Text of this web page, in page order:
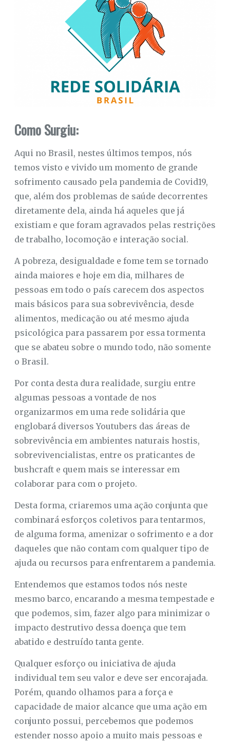
Como Surgiu:
Aqui no Brasil, nestes últimos tempos, nós
temos visto e vivido um momento de grande
sofrimento causado pela pandemia de Covid19,
que, além dos problemas de saúde decorrentes
diretamente dela, ainda há aqueles que já
existiam e que foram agravados pelas restrições
de trabalho, locomoção e interação social.
A pobreza, desigualdade e fome tem se tornado
ainda maiores e hoje em dia, milhares de
pessoas em todo o país carecem dos aspectos
mais básicos para sua sobrevivência, desde
alimentos, medicação ou até mesmo ajuda
psicológica para passarem por essa tormenta
que se abateu sobre o mundo todo, não somente
o Brasil.
Por conta desta dura realidade, surgiu entre
algumas pessoas a vontade de nos
organizarmos em uma rede solidária que
englobará diversos Youtubers das áreas de
sobrevivência em ambientes naturais hostis,
sobrevivencialistas, entre os praticantes de
bushcraft e quem mais se interessar em
colaborar para com o projeto.
Desta forma, criaremos uma ação conjunta que
combinará esforços coletivos para tentarmos,
de alguma forma, amenizar o sofrimento e a dor
daqueles que não contam com qualquer tipo de
ajuda ou recursos para enfrentarem a pandemia.
Entendemos que estamos todos nós neste
mesmo barco, encarando a mesma tempestade e
que podemos, sim, fazer algo para minimizar o
impacto destrutivo dessa doença que tem
abatido e destruído tanta gente.
Qualquer esforço ou iniciativa de ajuda
individual tem seu valor e deve ser encorajada.
Porém, quando olhamos para a força e
capacidade de maior alcance que uma ação em
conjunto possui, percebemos que podemos
estender nosso apoio a muito mais pessoas e